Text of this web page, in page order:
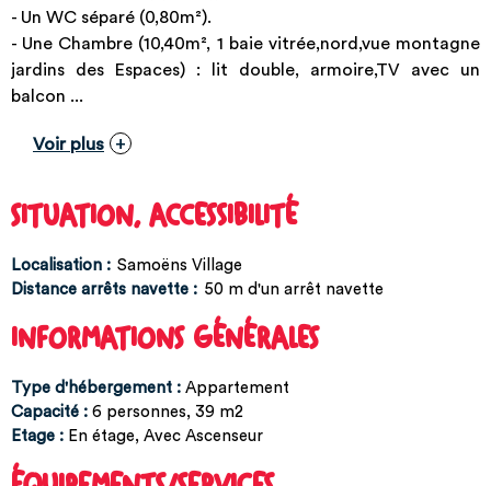
- Un WC séparé (0,80m²).
- Une Chambre (10,40m², 1 baie vitrée,nord,vue montagne
jardins des Espaces) : lit double, armoire,TV avec un
balcon ...
Voir plus
SITUATION, ACCESSIBILITÉ
Localisation : Samoëns Village
Distance arrêts navette : 50 m d'un arrêt navette
INFORMATIONS GÉNÉRALES
Type d'hébergement : Appartement
Capacité : 6 personnes 39 m2
Etage : En étage Avec Ascenseur